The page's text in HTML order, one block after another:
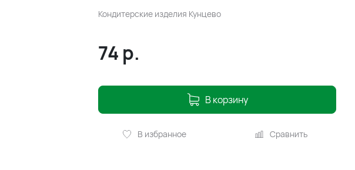
Кондитерские изделия Кунцево
74 р.
В корзину
В избранное Сравнить